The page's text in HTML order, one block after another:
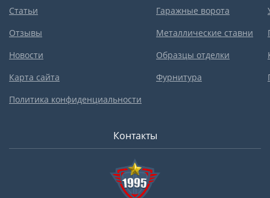
Статьи
Отзывы
Новости
Карта сайта
Политика конфиденциальности
Гаражные ворота
Металлические ставни
Образцы отделки
Фурнитура
Контакты